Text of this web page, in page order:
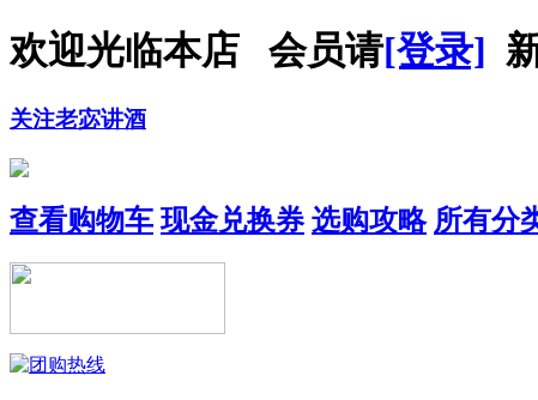
欢迎光临本店 会员请[登录]
关注老宓讲酒
查看购物车 现金兑换券 选购攻略 所有分